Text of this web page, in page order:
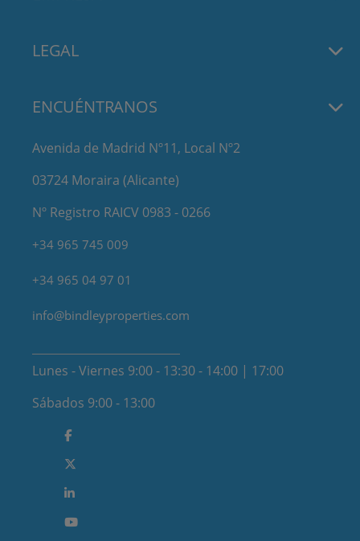
LEGAL
ENCUÉNTRANOS
Avenida de Madrid Nº11, Local Nº2
03724 Moraira (Alicante)
Nº Registro RAICV 0983 - 0266
+34 965 745 009
+34 965 04 97 01
info@bindleyproperties.com
Lunes - Viernes 9:00 - 13:30 - 14:00 | 17:00
Sábados 9:00 - 13:00